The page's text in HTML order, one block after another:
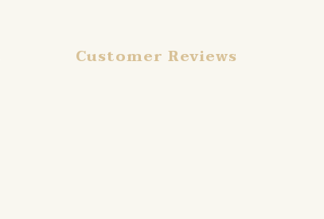
Customer Reviews